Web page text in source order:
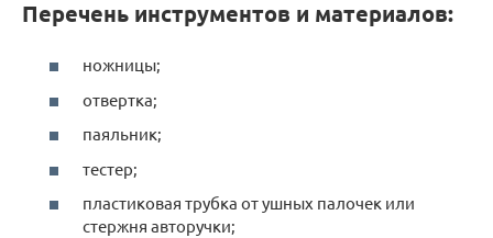
Перечень инструментов и материалов:
ножницы;
отвертка;
паяльник;
тестер;
пластиковая трубка от ушных палочек или
стержня авторучки;